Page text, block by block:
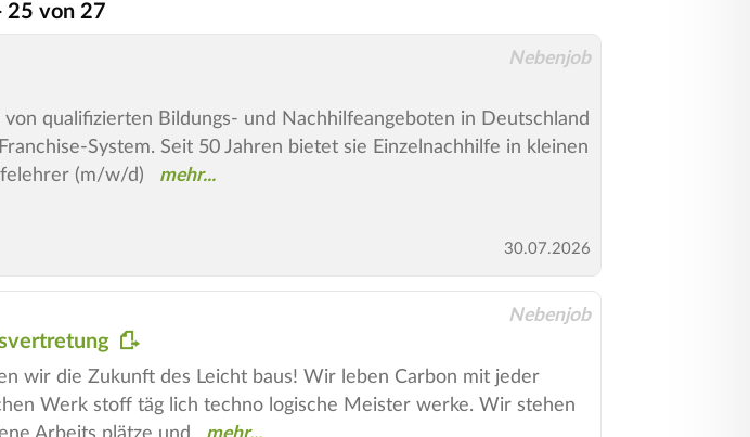
25 von 27
Nebenjob
qualifizierten Bildungs- und Nachhilfeangeboten in Deutschland
System. Seit 50 Jahren bietet sie Einzelnachhilfe in kleinen
(m/w/d)
30.07.2026
Nebenjob
wir die Zukunft des Leicht baus! Wir leben Carbon mit jeder
Werk stoff täg lich techno logische Meister werke. Wir stehen
Arbeits plätze und